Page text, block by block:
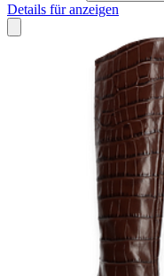
Details für anzeigen